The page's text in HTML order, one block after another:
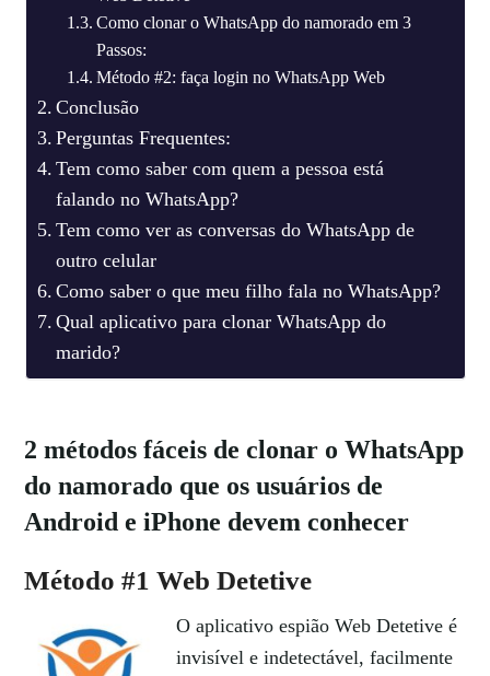
Como clonar o WhatsApp do namorado em 3
Passos:
Método #2: faça login no WhatsApp Web
Conclusão
Perguntas Frequentes:
Tem como saber com quem a pessoa está
falando no WhatsApp?
Tem como ver as conversas do WhatsApp de
outro celular
Como saber o que meu filho fala no WhatsApp?
Qual aplicativo para clonar WhatsApp do
marido?
2 métodos fáceis declonar o WhatsApp
do namorado que os usuários de
Android e iPhone devem conhecer
Método #1 Web Detetive
O aplicativo espião Web Detetive é
invisível e indetectável, facilmente